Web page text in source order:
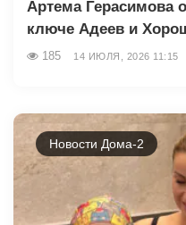
Артема Герасимова
ключе Адеев и
185 14 ИЮЛЯ, 2026 11:15
Новости Дома-2